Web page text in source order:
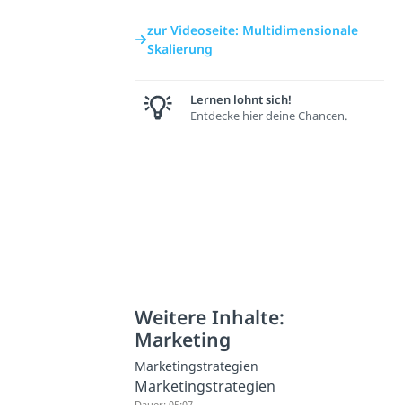
zur Videoseite: Multidimensionale
Skalierung
Lernen lohnt sich!
Entdecke hier deine Chancen.
Weitere Inhalte:
Marketing
Marketingstrategien
Marketingstrategien